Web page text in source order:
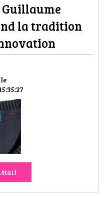
Guillaume
la tradition